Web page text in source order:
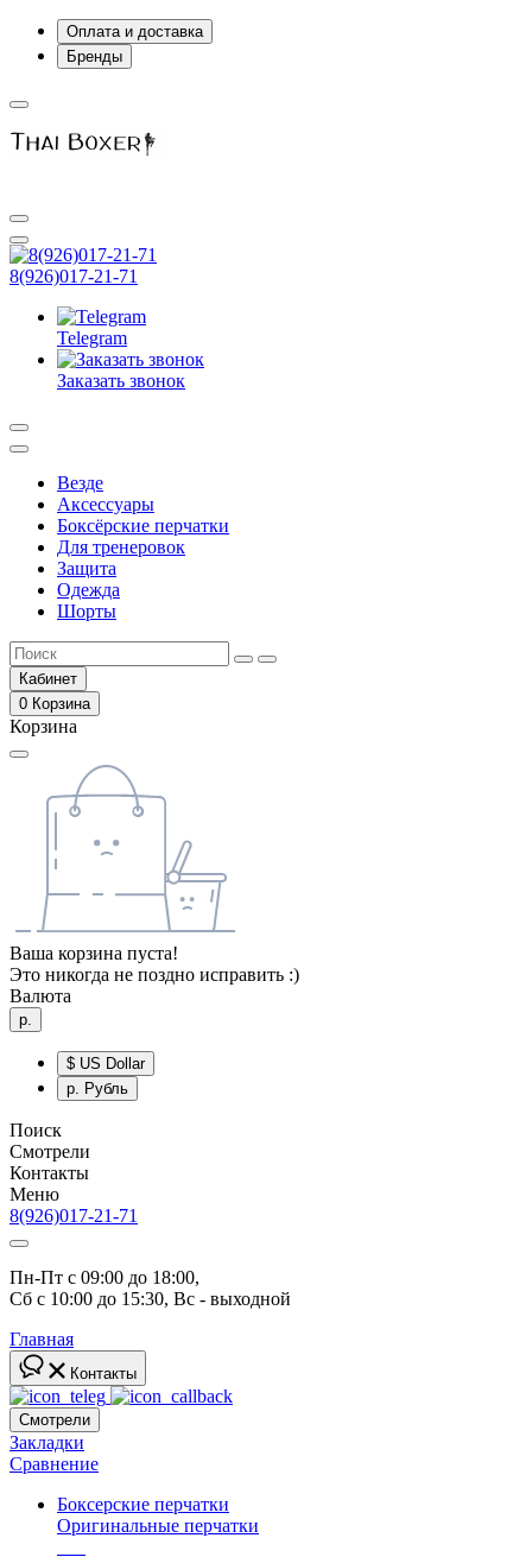
Оплата и доставка
Бренды
8(926)017-21-71
Telegram
Заказать звонок
Везде
Аксессуары
Боксёрские перчатки
Для тренеровок
Защита
Одежда
Шорты
Кабинет
0 Корзина
Корзина
Ваша корзина пуста!
Это никогда не поздно исправить :)
Валюта
р.
$ US Dollar
р. Рубль
Поиск
Смотрели
Контакты
Меню
8(926)017-21-71
Пн-Пт с 09:00 до 18:00,
Сб с 10:00 до 15:30, Вс - выходной
Главная
Контакты
Смотрели
Закладки
Сравнение
Боксерские перчатки
Оригинальные перчатки